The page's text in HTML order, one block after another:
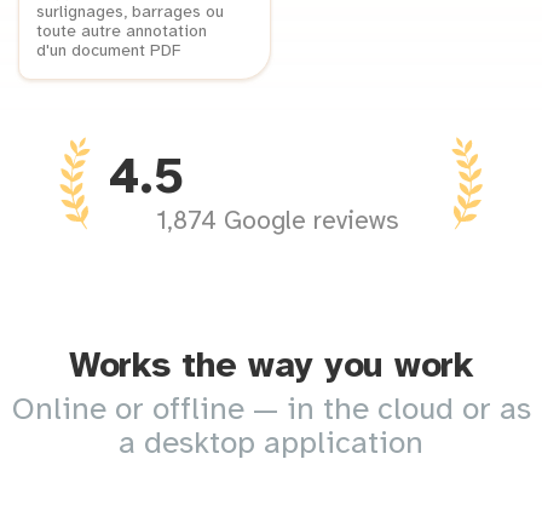
surlignages, barrages ou
toute autre annotation
d'un document PDF
4.5
1,874 Google reviews
Works the way you work
Online or offline — in the cloud or as
a desktop application